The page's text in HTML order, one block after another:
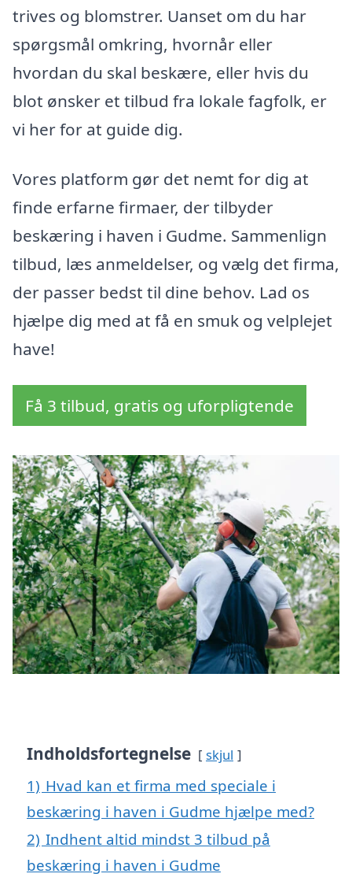
trives og blomstrer. Uanset om du har
spørgsmål omkring, hvornår eller
hvordan du skal beskære, eller hvis du
blot ønsker et tilbud fra lokale fagfolk, er
vi her for at guide dig.
Vores platform gør det nemt for dig at
finde erfarne firmaer, der tilbyder
beskæring i haven i Gudme. Sammenlign
tilbud, læs anmeldelser, og vælg det firma,
der passer bedst til dine behov. Lad os
hjælpe dig med at få en smuk og velplejet
have!
Få 3 tilbud, gratis og uforpligtende
Indholdsfortegnelse skjul
1) Hvad kan et firma med speciale i
beskæring i haven i Gudme hjælpe med?
2) Indhent altid mindst 3 tilbud på
beskæring i haven i Gudme